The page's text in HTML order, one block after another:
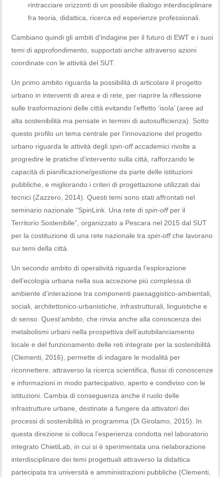
rintracciare orizzonti di un possibile dialogo interdisciplinare
fra teoria, didattica, ricerca ed esperienze professionali.
Cambiano quindi gli ambiti d’indagine per il futuro di EWT e i suoi
temi di approfondimento, supportati anche attraverso azioni
coordinate con le attività del SUT.
Un primo ambito riguarda la possibilità di articolare il progetto
urbano in interventi di area e di rete, per riaprire la riflessione
sulle trasformazioni delle città evitando l’effetto ‘isola’ (aree ad
alta sostenibilità ma pensate in termini di autosufficienza). Sotto
questo profilo un tema centrale per l’innovazione del progetto
urbano riguarda le attività deglispin-offaccademici rivolte a
progredire le pratiche d’intervento sulla città, rafforzando le
capacità di pianificazione/gestione da parte delle istituzioni
pubbliche, e migliorando i criteri di progettazione utilizzati dai
tecnici (Zazzero, 2014). Questi temi sono stati affrontati nel
seminario nazionale “SpinLink. Una rete dispin-offper il
Territorio Sostenibile”, organizzato a Pescara nel 2015 dal SUT
per la costituzione di una rete nazionale traspin-offche lavorano
sui temi della città.
Un secondo ambito di operatività riguarda l’esplorazione
dell’ecologia urbana nella sua accezione più complessa di
ambiente d’interazione tra componenti paesaggistico-ambientali,
sociali, architettonico-urbanistiche, infrastrutturali, linguistiche e
di senso. Quest’ambito, che rinvia anche alla conoscenza dei
metabolismi urbani nella prospettiva dell’autobilanciamento
locale e del funzionamento delle reti integrate per la sostenibilità
(Clementi, 2016), permette di indagare le modalità per
riconnettere, attraverso la ricerca scientifica, flussi di conoscenze
e informazioni in modo partecipativo, aperto e condiviso con le
istituzioni. Cambia di conseguenza anche il ruolo delle
infrastrutture urbane, destinate a fungere da attivatori dei
processi di sostenibilità in programma (Di Girolamo, 2015). In
questa direzione si colloca l’esperienza condotta nel laboratorio
integrato ChietiLab, in cui si è sperimentata una rielaborazione
interdisciplinare dei temi progettuali attraverso la didattica
partecipata tra università e amministrazioni pubbliche (Clementi,